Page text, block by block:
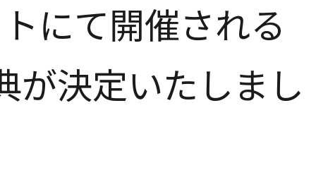
にて開催される
が決定いたしまし